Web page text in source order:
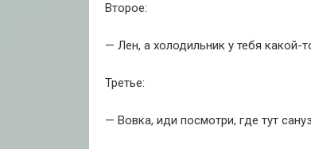
Второе:
— Лен, а холодильник у тебя какой-
Третье:
— Вовка, иди посмотри, где тут